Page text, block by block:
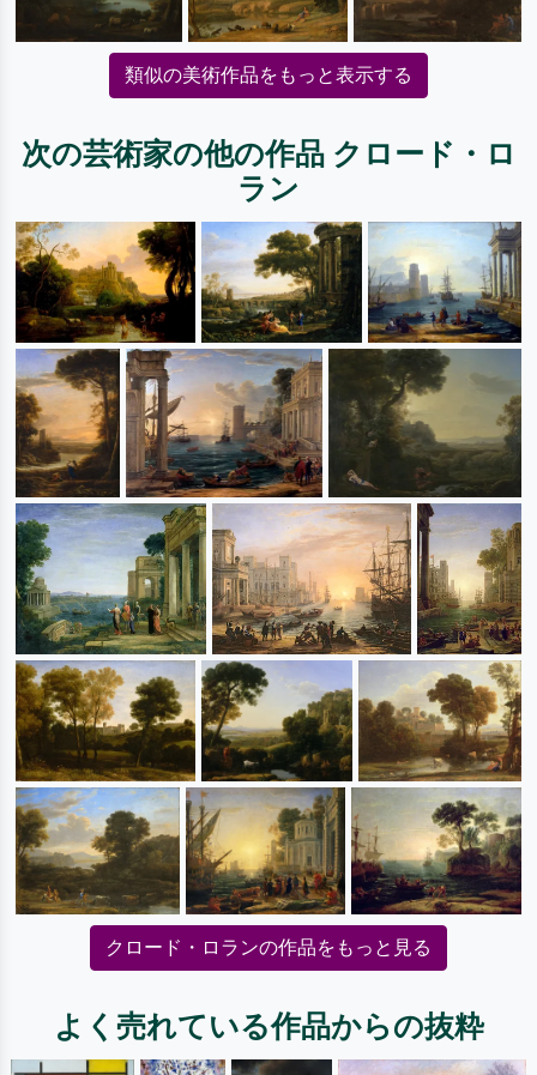
類似の美術作品をもっと表示する
次の芸術家の他の作品 クロード・ロ
ラン
クロード・ロランの作品をもっと見る
よく売れている作品からの抜粋